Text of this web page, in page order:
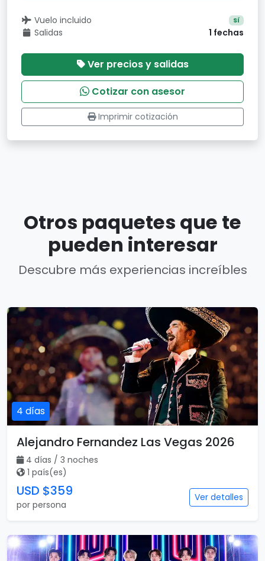
Vuelo incluido Sí
Salidas 1 fechas
Ver precios y salidas
Cotizar con asesor
Imprimir cotización
Otros paquetes que te
pueden interesar
Descubre más experiencias increíbles
4 días
Alejandro Fernandez Las Vegas 2026
4 días / 3 noches
1 país(es)
USD $359
por persona
Ver detalles